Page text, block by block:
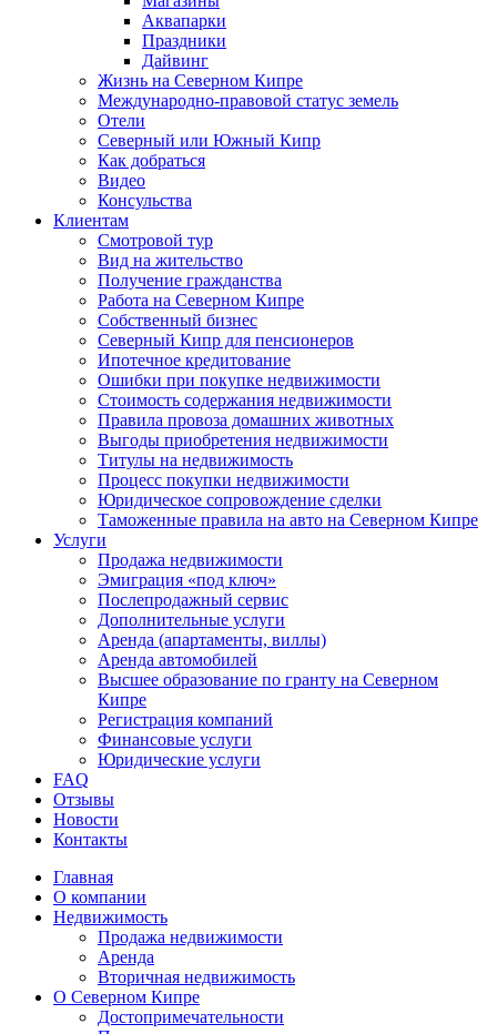
Аквапарки
Праздники
Дайвинг
Жизнь на Северном Кипре
Международно-правовой статус земель
Отели
Северный или Южный Кипр
Как добраться
Видео
Консульства
Клиентам
Смотровой тур
Вид на жительство
Получение гражданства
Работа на Северном Кипре
Собственный бизнес
Северный Кипр для пенсионеров
Ипотечное кредитование
Ошибки при покупке недвижимости
Стоимость содержания недвижимости
Правила провоза домашних животных
Выгоды приобретения недвижимости
Титулы на недвижимость
Процесс покупки недвижимости
Юридическое сопровождение сделки
Таможенные правила на авто на Северном Кипре
Услуги
Продажа недвижимости
Эмиграция «под ключ»
Послепродажный сервис
Дополнительные услуги
Аренда (апартаменты, виллы)
Аренда автомобилей
Высшее образование по гранту на Северном
Кипре
Регистрация компаний
Финансовые услуги
Юридические услуги
FAQ
Отзывы
Новости
Контакты
Главная
О компании
Недвижимость
Продажа недвижимости
Аренда
Вторичная недвижимость
О Северном Кипре
Достопримечательности